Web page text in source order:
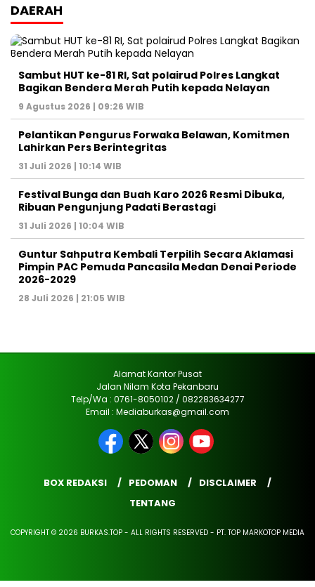
DAERAH
Sambut HUT ke-81 RI, Sat polairud Polres Langkat
Bagikan Bendera Merah Putih kepada Nelayan
9 Agustus 2026 | 09:26 WIB
Pelantikan Pengurus Forwaka Belawan, Komitmen
Lahirkan Pers Berintegritas
31 Juli 2026 | 10:14 WIB
Festival Bunga dan Buah Karo 2026 Resmi Dibuka,
Ribuan Pengunjung Padati Berastagi
31 Juli 2026 | 10:04 WIB
Guntur Sahputra Kembali Terpilih Secara Aklamasi
Pimpin PAC Pemuda Pancasila Medan Denai Periode
2026-2029
28 Juli 2026 | 21:05 WIB
Alamat Kantor Pusat
Jalan Nilam Kota Pekanbaru
Telp/Wa : 0761-8050102 / 082283634277
Email : Mediaburkas@gmail.com
BOX REDAKSI PEDOMAN
DISCLAIMER
TENTANG
COPYRIGHT © 2026 BURKAS.TOP - ALL RIGHTS RESERVED - PT. TOP MARKOTOP MEDIA